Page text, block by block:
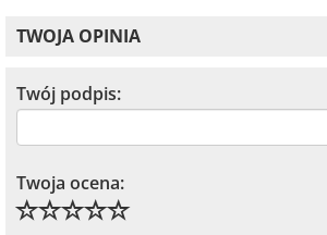
TWOJA OPINIA
Twój podpis:
Twoja ocena: